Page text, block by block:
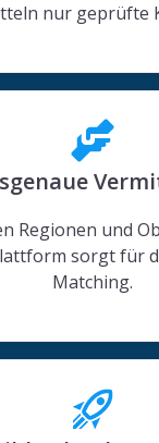
nur geprüfte
Regionen und
sorgt für
Matching.